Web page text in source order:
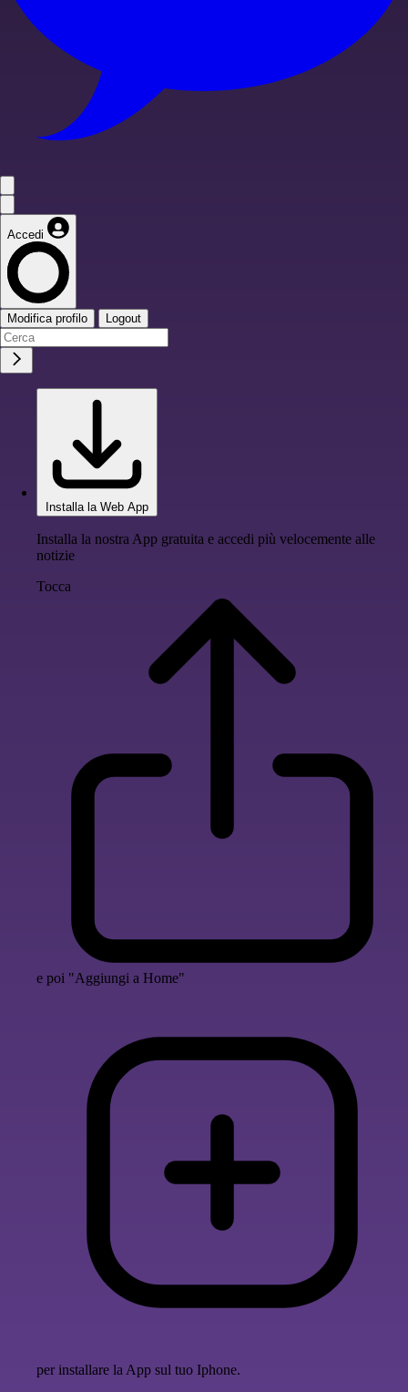
Accedi
Modifica profilo Logout
Installa la Web App
Installa la nostra App gratuita e accedi più velocemente alle
notizie
Tocca
e poi "Aggiungi a Home"
per installare la App sul tuo Iphone.